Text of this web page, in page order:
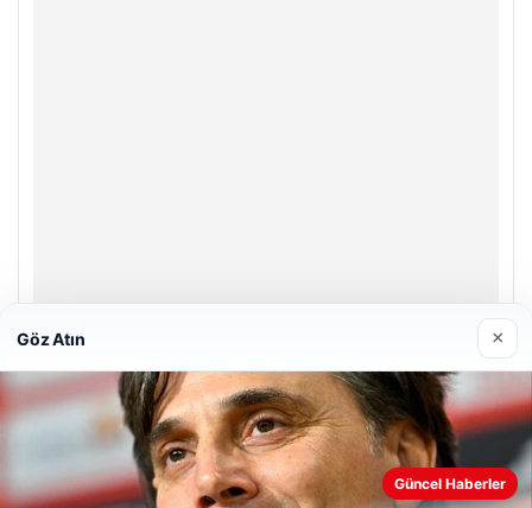
Prenses Night Club
Nisan 29, 2026
Web sitemizi nasıl kullandığınızı daha iyi anlayabilmek,
Göz Atın ×
Güncel Haberler